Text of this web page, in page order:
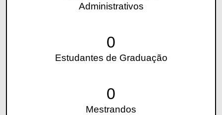
Administrativos
0
Estudantes de Graduação
0
Mestrandos